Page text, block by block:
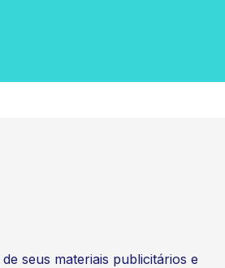
seus materiais publicitários e